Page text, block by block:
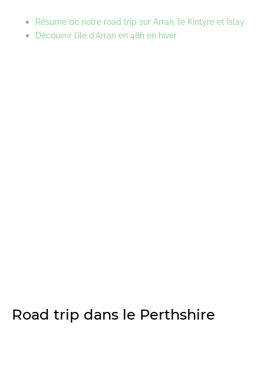
Résumé de notre road trip sur Arran, le Kintyre et Islay
Découvrir l’île d’Arran en 48h en hiver
Road trip dans le Perthshire